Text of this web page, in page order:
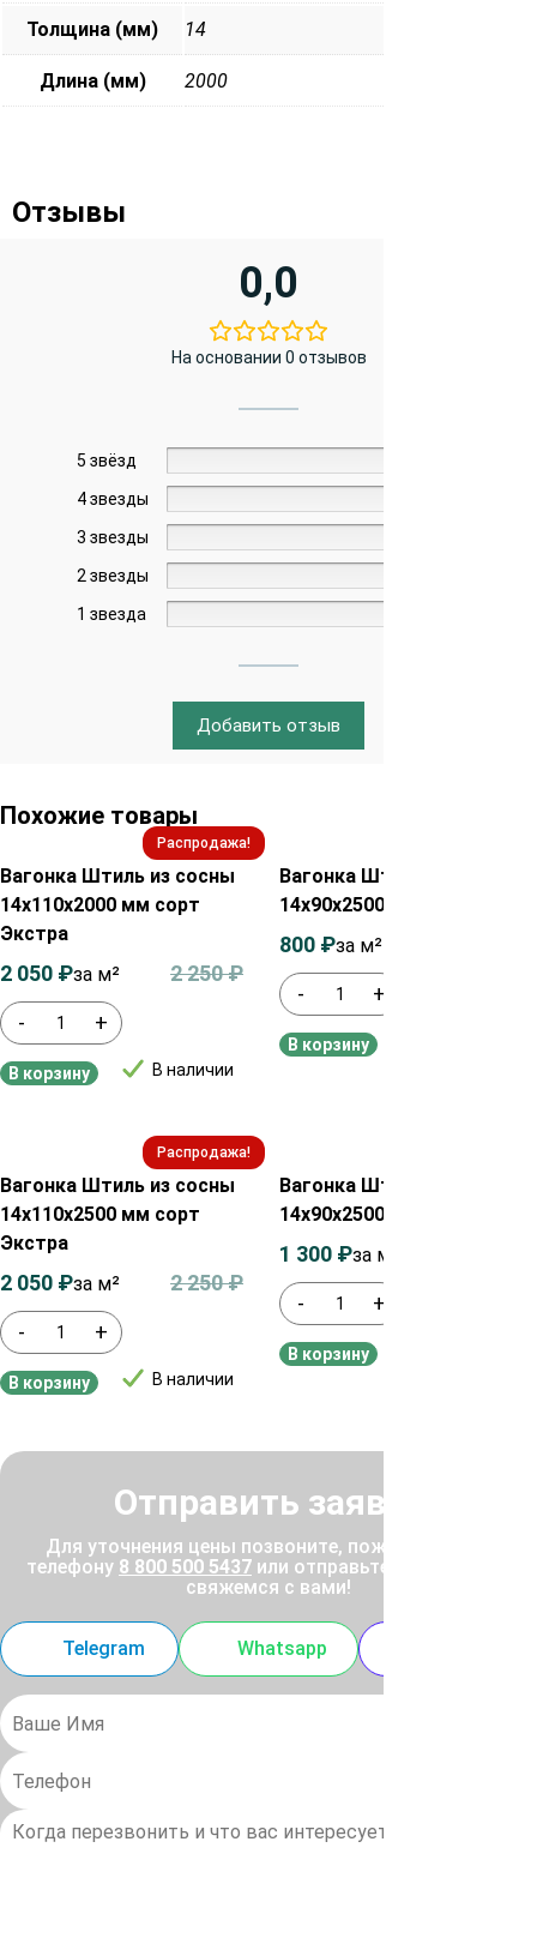
Толщина (мм) 14
Длина (мм) 2000
Отзывы
0,0
На основании 0 отзывов
5 звёзд
4 звезды
3 звезды
2 звезды
1 звезда
Добавить отзыв
Похожие товары
Распродажа!
Вагонка Штиль из сосны
14х110х2000 мм сорт
Экстра
- +
В наличии
2 250₽
2 050 ₽за м²
В корзину
Вагонка Штиль из сосны
14х90х2500 мм сорт АВ
- +
800 ₽за м²
В корзину
Распродажа!
Вагонка Штиль из сосны
14х110х2500 мм сорт
Экстра
- +
В наличии
2 250₽
2 050 ₽за м²
В корзину
Вагонка Штиль из сосны
14х90х2500 мм сорт Прима
- +
1 300 ₽за м²
В корзину
Отправить заявку
Для уточнения цены позвоните, пожалуйста, по
телефону 8 800 500 5437 или отправьте заявку, и мы
свяжемся с вами!
Telegram Whatsapp